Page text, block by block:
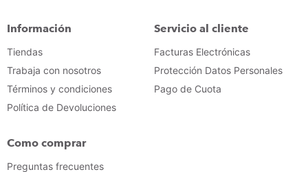
Información
Tiendas
Trabaja con nosotros
Términos y condiciones
Política de Devoluciones
Servicio al cliente
Facturas Electrónicas
Protección Datos Personales
Pago de Cuota
Como comprar
Preguntas frecuentes